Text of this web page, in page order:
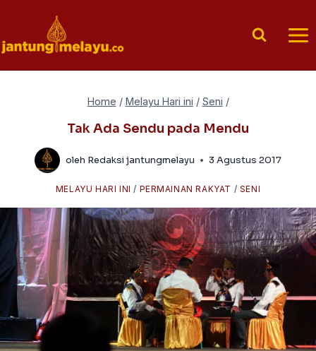
content
Home / Melayu Hari ini / Seni /
Tak Ada Sendu pada Mendu
oleh Redaksi jantungmelayu 3 Agustus 2017
MELAYU HARI INI / PERMAINAN RAKYAT / SENI